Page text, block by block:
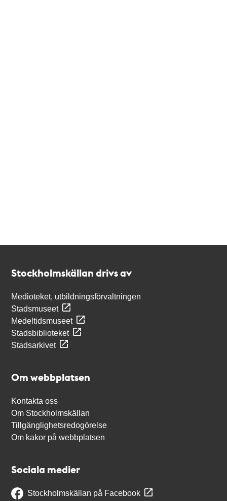
Stockholmskällan drivs av
Medioteket, utbildningsförvaltningen
Stadsmuseet
Medeltidsmuseet
Stadsbiblioteket
Stadsarkivet
Om webbplatsen
Kontakta oss
Om Stockholmskällan
Tillgänglighetsredogörelse
Om kakor på webbplatsen
Sociala medier
Stockholmskällan på Facebook